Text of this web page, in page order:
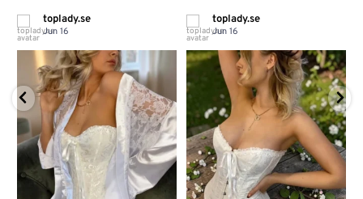
toplady.se
Jun 16
toplady.se
Jun 16